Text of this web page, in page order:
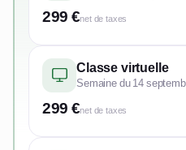
299 €net de taxes
Classe virtuelle
Semaine du 14
299 €net de taxes